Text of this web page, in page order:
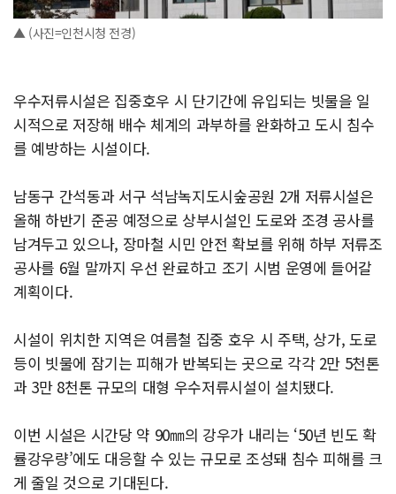
▲ (사진=인천시청 전경)
우수저류시설은 집중호우 시 단기간에 유입되는 빗물을 일
시적으로 저장해 배수 체계의 과부하를 완화하고 도시 침수
를 예방하는 시설이다.
남동구 간석동과 서구 석남녹지도시숲공원 2개 저류시설은
올해 하반기 준공 예정으로 상부시설인 도로와 조경 공사를
남겨두고 있으나, 장마철 시민 안전 확보를 위해 하부 저류조
공사를 6월 말까지 우선 완료하고 조기 시범 운영에 들어갈
계획이다.
시설이 위치한 지역은 여름철 집중 호우 시 주택, 상가, 도로
등이 빗물에 잠기는 피해가 반복되는 곳으로 각각 2만 5천톤
과 3만 8천톤 규모의 대형 우수저류시설이 설치됐다.
이번 시설은 시간당 약 90㎜의 강우가 내리는 ‘50년 빈도 확
률강우량’에도 대응할 수 있는 규모로 조성돼 침수 피해를 크
게 줄일 것으로 기대된다.